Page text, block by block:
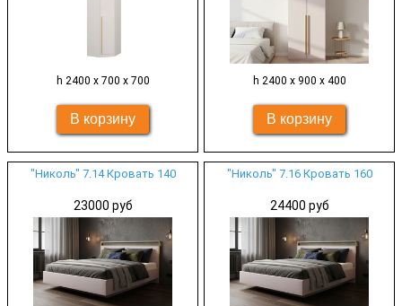
h 2400 х 700 х 700 h 2400 х 900 х 400
"Николь" 7.14 Кровать 140
23000 руб
"Николь" 7.16 Кровать 160
24400 руб